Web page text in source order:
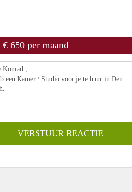
650 per maand